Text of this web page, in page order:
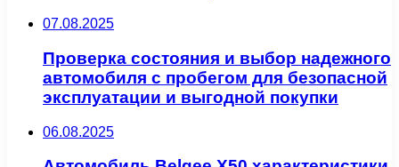
07.08.2025
Проверка состояния и выбор надежного
автомобиля с пробегом для безопасной
эксплуатации и выгодной покупки
06.08.2025